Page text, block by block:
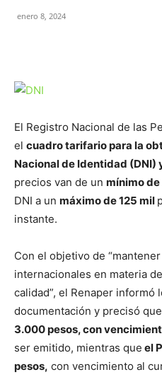
enero 8, 2024
El Registro Nacional de las
el cuadro tarifario para la
Nacional de Identidad (DNI)
precios van de un mínimo
DNI a un máximo de 125 mil
instante.
Con el objetivo de
internacionales en materia
calidad”, el Renaper informó
documentación y precisó
3.000 pesos, con
ser emitido, mientras que el
pesos, con vencimiento al